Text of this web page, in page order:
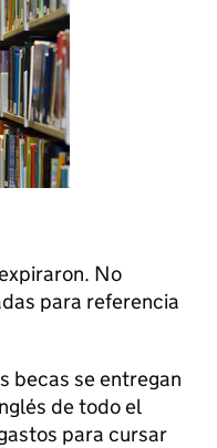
No
para referencia
becas se entregan
de todo el
para cursar